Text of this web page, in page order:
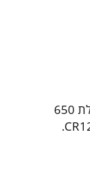
סוללת CR123 נטענת של Nitecore בפרופיל RCR123 סטנדרטי, עם קיבולת 650